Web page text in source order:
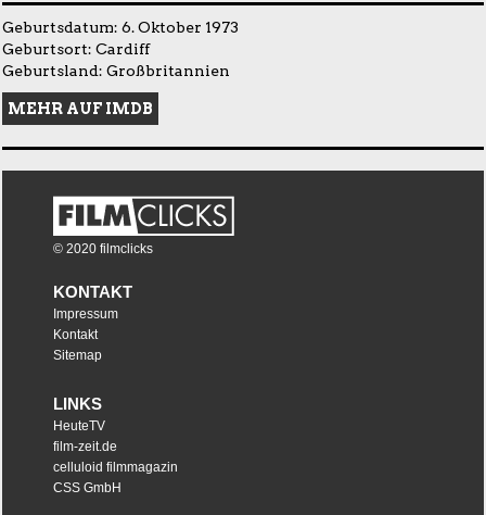
Geburtsdatum: 6. Oktober 1973
Geburtsort: Cardiff
Geburtsland: Großbritannien
MEHR AUF IMDB
© 2020 filmclicks
KONTAKT
Impressum
Kontakt
Sitemap
LINKS
HeuteTV
film-zeit.de
celluloid filmmagazin
CSS GmbH